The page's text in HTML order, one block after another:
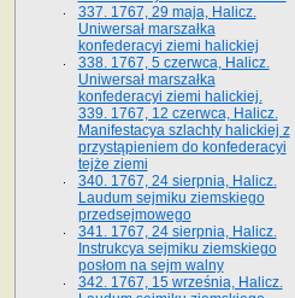
337. 1767, 29 maja, Halicz.
Uniwersał marszałka
konfederacyi ziemi halickiej
338. 1767, 5 czerwca, Halicz.
Uniwersał marszałka
konfederacyi ziemi halickiej.
339. 1767, 12 czerwca, Halicz.
Manifestacya szlachty halickiej z
przystąpieniem do konfederacyi
tejże ziemi
340. 1767, 24 sierpnia, Halicz.
Laudum sejmiku ziemskiego
przedsejmowego
341. 1767, 24 sierpnia, Halicz.
Instrukcya sejmiku ziemskiego
posłom na sejm walny
342. 1767, 15 września, Halicz.